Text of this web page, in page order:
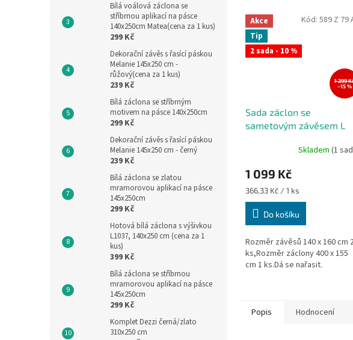
Bílá voálová záclona se
stříbrnou aplikací na pásce
140x250cm Matea(cena za 1 kus)
299 Kč
Dekorační závěs s řasící páskou
Melanie 145x250 cm -
růžový(cena za 1 kus)
239 Kč
Bílá záclona se stříbrným
motivem na pásce 140x250cm
299 Kč
Dekorační závěs s řasící páskou
Melanie 145x250 cm - černý
239 Kč
Bílá záclona se zlatou
mramorovou aplikací na pásce
145x250cm
299 Kč
Hotová bílá záclona s výšivkou
L1037, 140x250 cm (cena za 1
kus)
399 Kč
Bílá záclona se stříbrnou
mramorovou aplikací na pásce
145x250cm
299 Kč
Komplet Dezzi černá/zlato
310x250 cm
Akce
Tip
2 sada - 10 %
1 299
–15 %
Sada záclon se
sametovým závěsem L
Skladem (1
1 099 Kč
Měrná
cena:
366,33 Kč / 1 ks
Do košíku
Rozměr závěsů 140 x 160 cm
ks,Rozměr záclony 400 x 155
cm 1 ks.Dá se nařasit.
Kód: 589 Z 79
Popis Hodnocení